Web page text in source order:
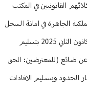
القانونيين في المكتب
الجاهزة في امانة السجل
وستقوم نهاري الاربعاء في 22 والخميس في 23 كانون الثاني 2025 بتسليم
عن ضائع (للمعترضين: الحق
الحدود وبتسليم الافادات